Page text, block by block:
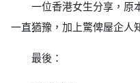
一位香港女生分享，原
一直猶豫，加上驚俾屋企人
最後：